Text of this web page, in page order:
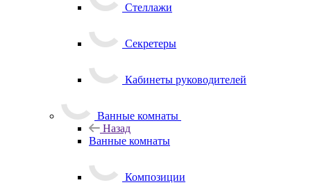
Стеллажи
Секретеры
Кабинеты руководителей
Ванные комнаты
Назад
Ванные комнаты
Композиции